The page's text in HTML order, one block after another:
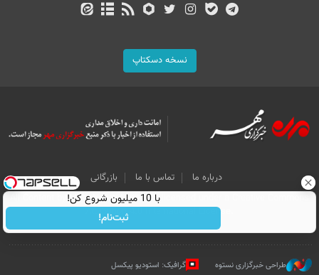
نسخه دسکتاپ
درباره ما تماس با ما
بازرگانی
All Content by Mehr News Agency is licensed under a Creative Commons
Attribution 4.0 International License.
طراحی خبرگزاری نستوه گرافیک: استودیو پیکسل
با 10 میلیون شروع کن!
ثبت‌نام!